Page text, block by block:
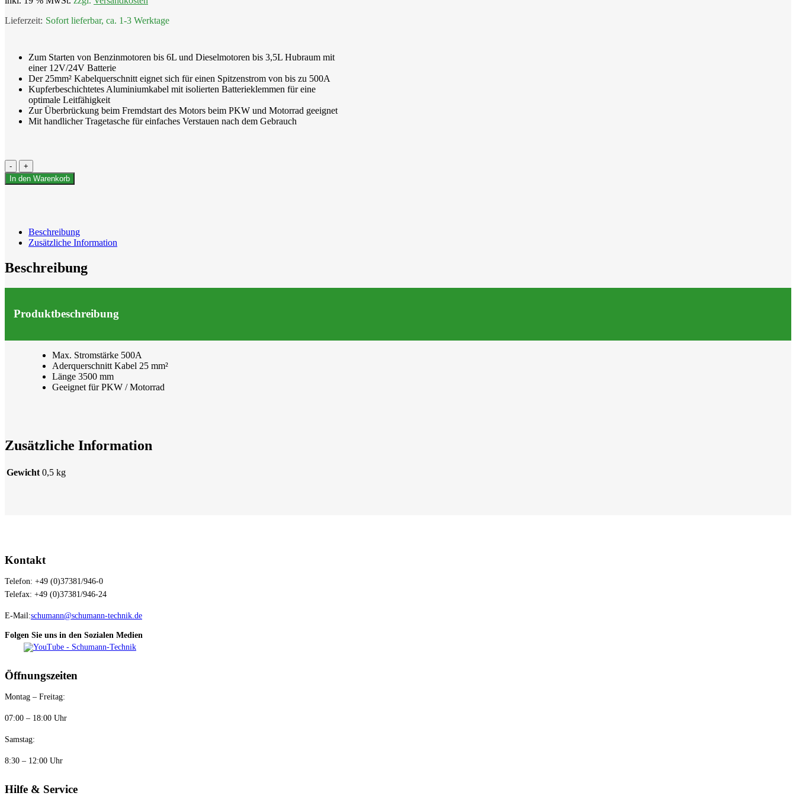
Sofort lieferbar, ca. 1-3 Werktage
Zum Starten von Benzinmotoren bis 6L und Dieselmotoren bis 3,5L Hubraum mit
einer 12V/24V Batterie
Der 25mm² Kabelquerschnitt eignet sich für einen Spitzenstrom von bis zu 500A
Kupferbeschichtetes Aluminiumkabel mit isolierten Batterieklemmen für eine
optimale Leitfähigkeit
Zur Überbrückung beim Fremdstart des Motors beim PKW und Motorrad geeignet
Mit handlicher Tragetasche für einfaches Verstauen nach dem Gebrauch
Starthilfekabel
3,5m
Menge
In den Warenkorb
Beschreibung
Zusätzliche Information
Beschreibung
Produktbeschreibung
Max. Stromstärke 500A
Aderquerschnitt Kabel 25 mm²
Länge 3500 mm
Geeignet für PKW / Motorrad
Zusätzliche Information
Gewicht 0,5 kg
Kontakt
Telefon: +49 (0)37381/946-0
Telefax: +49 (0)37381/946-24
E-Mail:schumann@schumann-technik.de
Folgen Sie uns in den Sozialen Medien
Öffnungszeiten
Montag – Freitag:
07:00 – 18:00 Uhr
Samstag:
8:30 – 12:00 Uhr
Hilfe & Service